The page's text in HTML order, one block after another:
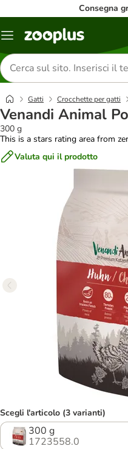
Consegna
Overview
Cerca
prodotti
Gatti Crocchette per gatti
Venandi Animal
300 g
This is a stars rating area from
Valuta qui il prodotto
Scegli l'articolo (3 varianti)
300 g
1723558.0